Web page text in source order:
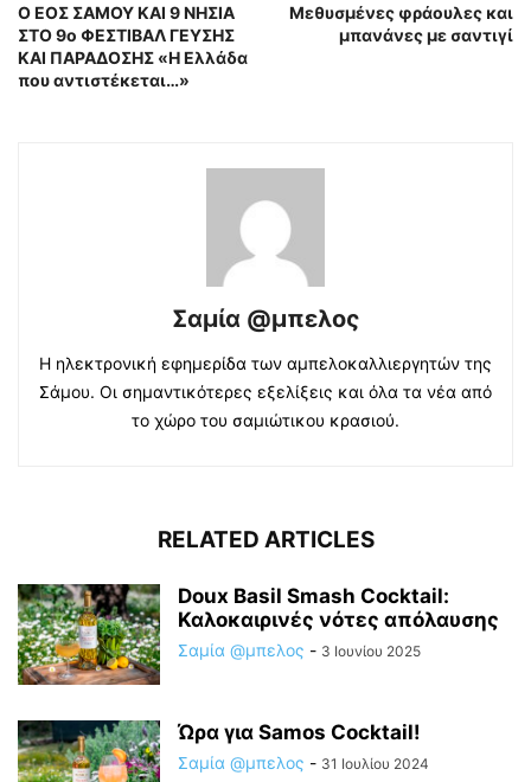
Ο ΕΟΣ ΣΑΜΟΥ KAI 9 ΝΗΣΙΑ
ΣΤΟ 9o ΦΕΣΤΙΒΑΛ ΓΕΥΣΗΣ
ΚΑΙ ΠΑΡΑΔΟΣΗΣ «Η Ελλάδα
που αντιστέκεται…»
Μεθυσμένες φράουλες και
μπανάνες με σαντιγί
Σαμία @μπελος
Η ηλεκτρονική εφημερίδα των αμπελοκαλλιεργητών της
Σάμου. Οι σημαντικότερες εξελίξεις και όλα τα νέα από
το χώρο του σαμιώτικου κρασιού.
RELATED ARTICLES
Doux Basil Smash Cocktail:
Καλοκαιρινές νότες απόλαυσης
Σαμία @μπελος - 3 Ιουνίου 2025
Ώρα για Samos Cocktail!
Σαμία @μπελος - 31 Ιουλίου 2024